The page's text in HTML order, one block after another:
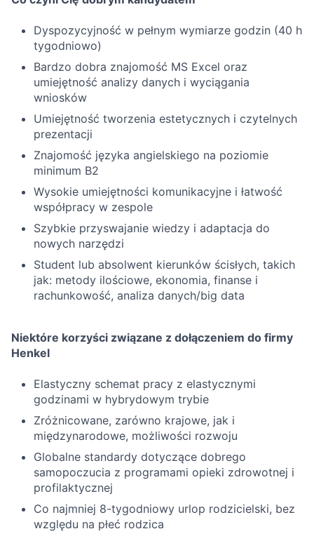
Dyspozycyjność w pełnym wymiarze godzin (40 h
tygodniowo)
Bardzo dobra znajomość MS Excel oraz
umiejętność analizy danych i wyciągania
wniosków
Umiejętność tworzenia estetycznych i czytelnych
prezentacji
Znajomość języka angielskiego na poziomie
minimum B2
Wysokie umiejętności komunikacyjne i łatwość
współpracy w zespole
Szybkie przyswajanie wiedzy i adaptacja do
nowych narzędzi
Student lub absolwent kierunków ścisłych, takich
jak: metody ilościowe, ekonomia, finanse i
rachunkowość, analiza danych/big data
Niektóre korzyści związane z dołączeniem do firmy
Henkel
Elastyczny schemat pracy z elastycznymi
godzinami w hybrydowym trybie
Zróżnicowane, zarówno krajowe, jak i
międzynarodowe, możliwości rozwoju
Globalne standardy dotyczące dobrego
samopoczucia z programami opieki zdrowotnej i
profilaktycznej
Co najmniej 8-tygodniowy urlop rodzicielski, bez
względu na płeć rodzica